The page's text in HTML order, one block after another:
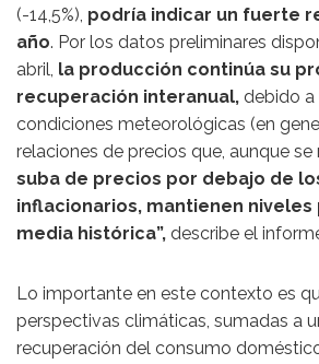
(-14,5%), podría indicar un fuerte
año. Por los datos preliminares
abril, la producción continúa su
recuperación interanual, debido a
condiciones meteorológicas (en
relaciones de precios que, aunque
suba de precios por debajo de
inflacionarios, mantienen
media histórica”, describe el
Lo importante en este contexto es
perspectivas climáticas, sumadas a
recuperación del consumo